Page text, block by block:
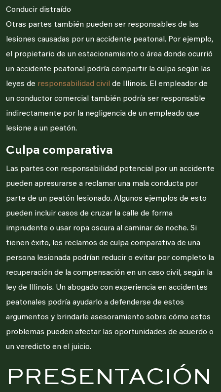
Conducir distraído
Otras partes también pueden ser responsables de las
lesiones causadas por un accidente peatonal. Por ejemplo,
el propietario de un estacionamiento o área donde ocurrió
un accidente peatonal podría compartir la culpa según las
leyes de responsabilidad civil de Illinois. El empleador de
un conductor comercial también podría ser responsable
indirectamente por la negligencia de un empleado que
lesione a un peatón.
Culpa comparativa
Las partes con responsabilidad potencial por un accidente
pueden apresurarse a reclamar una mala conducta por
parte de un peatón lesionado. Algunos ejemplos de esto
pueden incluir casos de cruzar la calle de forma
imprudente o usar ropa oscura al caminar de noche. Si
tienen éxito, los reclamos de culpa comparativa de una
persona lesionada podrían reducir o evitar por completo la
recuperación de la compensación en un caso civil, según la
ley de Illinois. Un abogado con experiencia en accidentes
peatonales podría ayudarlo a defenderse de estos
argumentos y brindarle asesoramiento sobre cómo estos
problemas pueden afectar las oportunidades de acuerdo o
un veredicto en el juicio.
PRESENTACIÓN